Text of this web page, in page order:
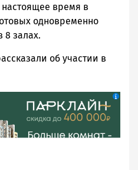
время в
одновременно
8 залах.
об участии в